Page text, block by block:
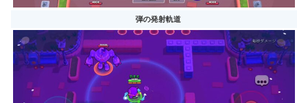
弾の発射軌道